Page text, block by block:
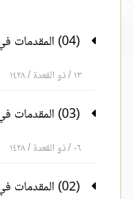
(04) المقدمات في الأسماء الحسنى المجلس الخامس
١٣ / ذو القعدة / ١٤٢٨
(03) المقدمات في الأسماء الحسنى المجلس الرابع
٠٦ / ذو القعدة / ١٤٢٨
(02) المقدمات في الأسماء الحسنى المجلس الثالث